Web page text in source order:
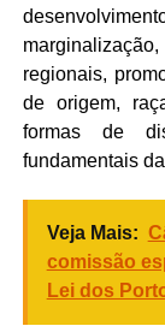
regionais,
de origem,
formas de
fundamentais
Veja Mais:
comissão
Lei dos